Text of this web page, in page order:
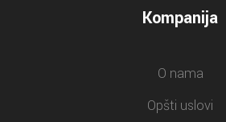
Kompanija
O nama
Opšti uslovi